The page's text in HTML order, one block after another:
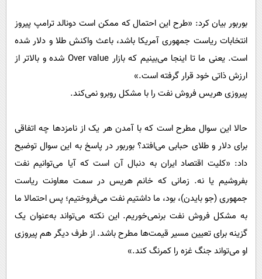
بوربور بیان کرد: «طرح این احتمال که ممکن است دونالد ترامپ پیروز
انتخابات ریاست جمهوری آمریکا باشد، باعث واکنش طلا و دلار شده
است. یعنی ما تا اینجا می‌بینیم که بازار Over value شده و بالاتر از
ارزش ذاتی خود قرار گرفته است.»
پیروزی هریس فروش نفت را با مشکل روبرو نمی‌کند.
حالا این سوال مطرح است که با آمدن هر یک از نامزد‌ها چه اتفاقی
برای دلار و طلای حبابی می‌افتد؟ بوربور در پاسخ به این سوال توضیح
داد: «کلیت اقتصاد ایران به دنبال آن است که آیا می‌توانیم نفت
بفروشیم یا نه. زمانی که خانم هریس در سمت معاونت ریاست
جمهوری (جو بایدن)، بود، ما داشتیم نفت می‌فروختیم؛ پس احتمالا ما
به مشکل فروش نفت برنمی‌خوریم. این نکته می‌تواند به‌عنوان یک
گزینه برای تعیین مسیر قیمت‌ها مطرح باشد. از طرف دیگر هم پیروزی
او می‌تواند جنگ غزه را کمرنگ کند.»